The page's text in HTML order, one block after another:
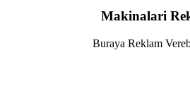
Makinalari
Buraya Reklam